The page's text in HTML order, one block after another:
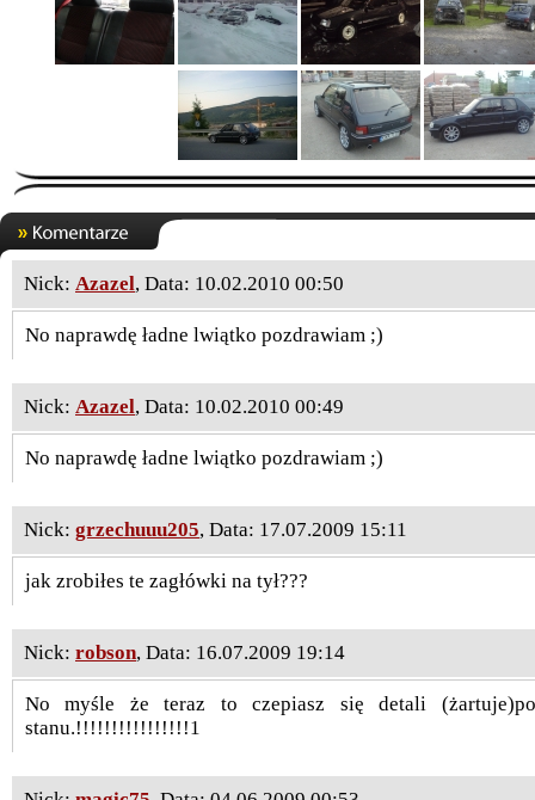
Nick: Azazel, Data: 10.02.2010 00:50
No naprawdę ładne lwiątko pozdrawiam ;)
Nick: Azazel, Data: 10.02.2010 00:49
No naprawdę ładne lwiątko pozdrawiam ;)
Nick: grzechuuu205, Data: 17.07.2009 15:11
jak zrobiłes te zagłówki na tył???
Nick: robson, Data: 16.07.2009 19:14
No myśle że teraz to czepiasz się detali
stanu.!!!!!!!!!!!!!!!!1